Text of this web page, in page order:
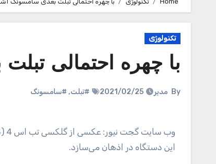
تکنولوژی
با چهره احتمالی
By مدیر 2021/02/25 #تبلت, #سامسونگ
وب سایت گجت نیور: عکسی از گلکسی تب اس 4 (Galaxy Tab S4)، تبلت بعدی سامسونگ به بیرون درز کرده که تصویر جدیدی از
این دستگاه در اذهان می‌سازد.